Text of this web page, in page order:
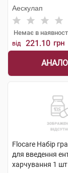
шт
Аескулап
Немає в
від 221.10 грн
Flocare Набір
для введення
харчування 1 шт